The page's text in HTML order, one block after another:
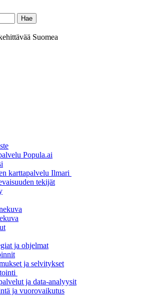
Suomea
Popula.ai
karttapalvelu Ilmari
tekijät
ja ohjelmat
ja selvitykset
ja data-analyysit
ja vuorovaikutus